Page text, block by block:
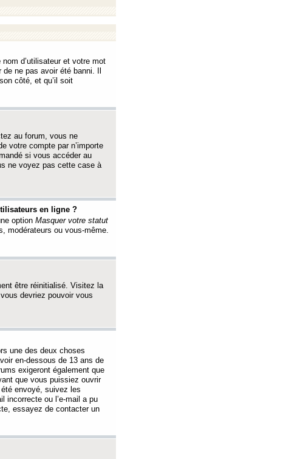
d’utilisateur et votre mot
ne pas avoir été banni. Il
côté, et qu’il soit
au forum, vous ne
votre compte par n’importe
si vous accéder au
ne voyez pas cette case à
en ligne ?
option Masquer votre statut
modérateurs ou vous-même.
être réinitialisé. Visitez la
devriez pouvoir vous
une des deux choses
en-dessous de 13 ans de
exigeront également que
que vous puissiez ouvrir
envoyé, suivez les
incorrecte ou l’e-mail a pu
essayez de contacter un